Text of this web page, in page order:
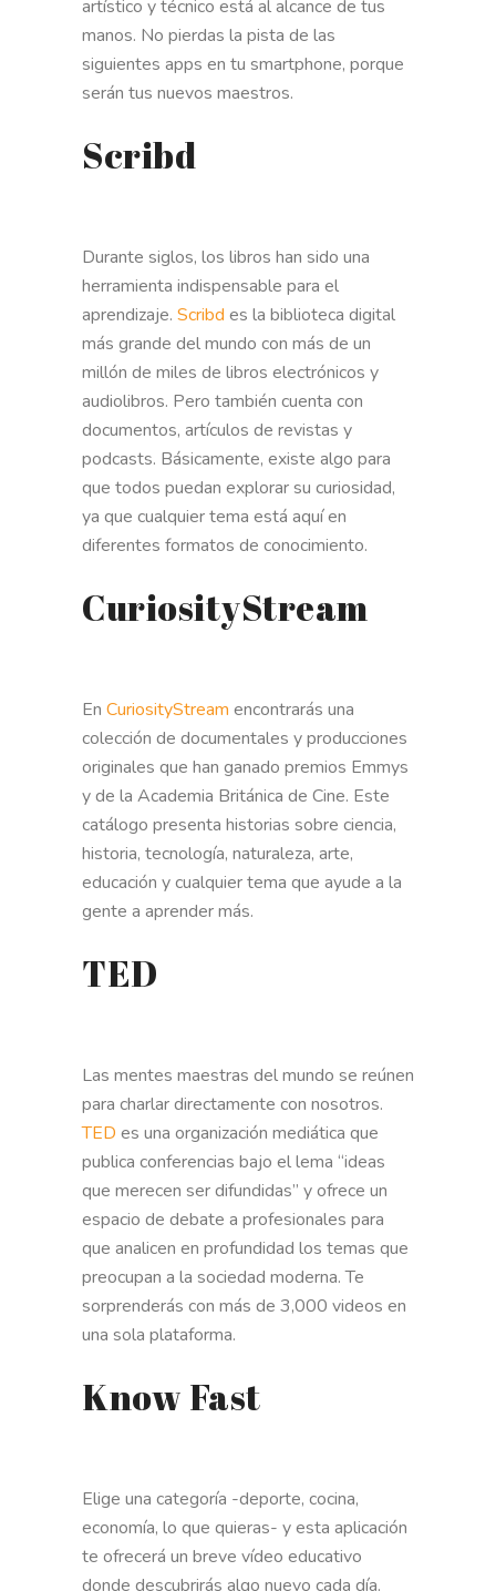
artístico y técnico está al alcance de tus
manos. No pierdas la pista de las
siguientes apps en tu smartphone, porque
serán tus nuevos maestros.
Scribd
Durante siglos, los libros han sido una
herramienta indispensable para el
aprendizaje. Scribd es la biblioteca digital
más grande del mundo con más de un
millón de miles de libros electrónicos y
audiolibros. Pero también cuenta con
documentos, artículos de revistas y
podcasts. Básicamente, existe algo para
que todos puedan explorar su curiosidad,
ya que cualquier tema está aquí en
diferentes formatos de conocimiento.
CuriosityStream
En CuriosityStream encontrarás una
colección de documentales y producciones
originales que han ganado premios Emmys
y de la Academia Británica de Cine. Este
catálogo presenta historias sobre ciencia,
historia, tecnología, naturaleza, arte,
educación y cualquier tema que ayude a la
gente a aprender más.
TED
Las mentes maestras del mundo se reúnen
para charlar directamente con nosotros.
TED es una organización mediática que
publica conferencias bajo el lema “ideas
que merecen ser difundidas” y ofrece un
espacio de debate a profesionales para
que analicen en profundidad los temas que
preocupan a la sociedad moderna. Te
sorprenderás con más de 3,000 videos en
una sola plataforma.
Know Fast
Elige una categoría -deporte, cocina,
economía, lo que quieras- y esta aplicación
te ofrecerá un breve vídeo educativo
donde descubrirás algo nuevo cada día.